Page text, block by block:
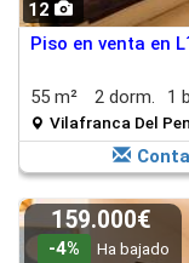
12
Piso en venta en
55 m² 2 dorm. 1
Vilafranca Del
159.000€
-4%
Ha bajado